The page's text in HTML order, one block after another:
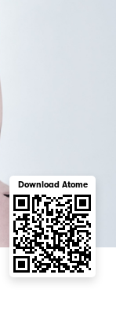
Download Atome